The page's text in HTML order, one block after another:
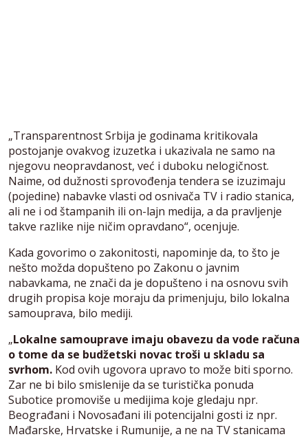
„Transparentnost Srbija je godinama kritikovala
postojanje ovakvog izuzetka i ukazivala ne samo na
njegovu neopravdanost, već i duboku nelogičnost.
Naime, od dužnosti sprovođenja tendera se izuzimaju
(pojedine) nabavke vlasti od osnivača TV i radio stanica,
ali ne i od štampanih ili on-lajn medija, a da pravljenje
takve razlike nije ničim opravdano“, ocenjuje.
Kada govorimo o zakonitosti, napominje da, to što je
nešto možda dopušteno po Zakonu o javnim
nabavkama, ne znači da je dopušteno i na osnovu svih
drugih propisa koje moraju da primenjuju, bilo lokalna
samouprava, bilo mediji.
„Lokalne samouprave imaju obavezu da vode računa
o tome da se budžetski novac troši u skladu sa
svrhom. Kod ovih ugovora upravo to može biti sporno.
Zar ne bi bilo smislenije da se turistička ponuda
Subotice promoviše u medijima koje gledaju npr.
Beograđani i Novosađani ili potencijalni gosti iz npr.
Mađarske, Hrvatske i Rumunije, a ne na TV stanicama